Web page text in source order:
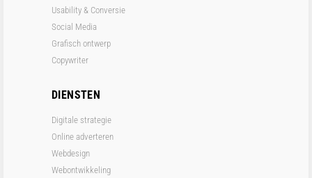
Usability & Conversie
Social Media
Grafisch ontwerp
Copywriter
DIENSTEN
Digitale strategie
Online adverteren
Webdesign
Webontwikkeling